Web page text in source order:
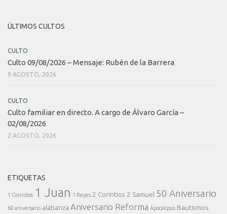
ÚLTIMOS CULTOS
CULTO
Culto 09/08/2026 – Mensaje: Rubén de la Barrera
9 AGOSTO, 2026
CULTO
Culto familiar en directo. A cargo de Álvaro García –
02/08/2026
2 AGOSTO, 2026
ETIQUETAS
1 Corintios 1 Juan 1 Reyes 2 Corintios 2 Samuel 50 Aniversario
60 aniversario alabanza Aniversario Reforma Apocalipsis Bautismos